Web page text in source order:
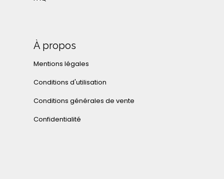
À propos
Mentions légales
Conditions d'utilisation
Conditions générales de vente
Confidentialité